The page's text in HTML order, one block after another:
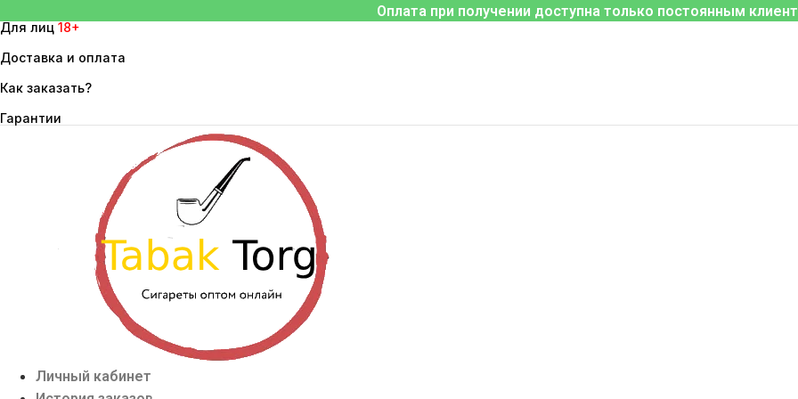
к
содержимому
Оплата при получении доступна только постоянным
Для лиц 18+
Доставка и оплата
Как заказать?
Гарантии
Личный кабинет